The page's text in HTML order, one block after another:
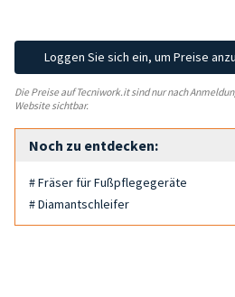
Loggen Sie sich ein, um Preise
Die Preise auf Tecniwork.it sind nur nach
Website sichtbar.
Noch zu entdecken:
# Fräser für Fußpflegegeräte
# Diamantschleifer